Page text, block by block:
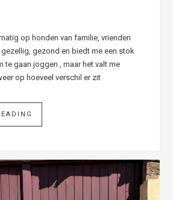
op honden van familie, vrienden
gezond en biedt me een stok
te gaan joggen , maar het valt me
op hoeveel verschil er zit